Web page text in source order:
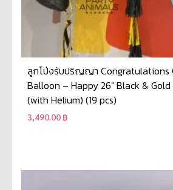
ลูกโป่งรับปริญญา Congratulations
Balloon – Happy 26″ Black &
(with Helium) (19 pcs)
3,490.00 ฿